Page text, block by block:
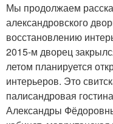
Мы продолжаем
александровского
восстановлению
2015-м дворец
летом планируется
интерьеров. Это
палисандровая
Александры